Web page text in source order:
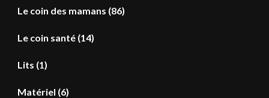
Le coin des mamans (86)
Le coin santé (14)
Lits (1)
Matériel (6)